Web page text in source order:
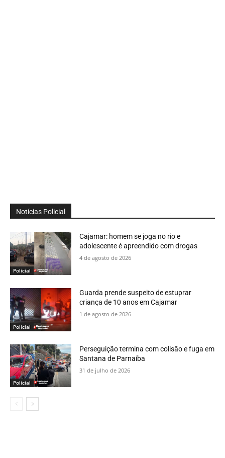
Notícias Policial
Policial
Cajamar: homem se joga no rio e
adolescente é apreendido com drogas
4 de agosto de 2026
Policial
Guarda prende suspeito de estuprar
criança de 10 anos em Cajamar
1 de agosto de 2026
Policial
Perseguição termina com colisão e fuga em
Santana de Parnaíba
31 de julho de 2026